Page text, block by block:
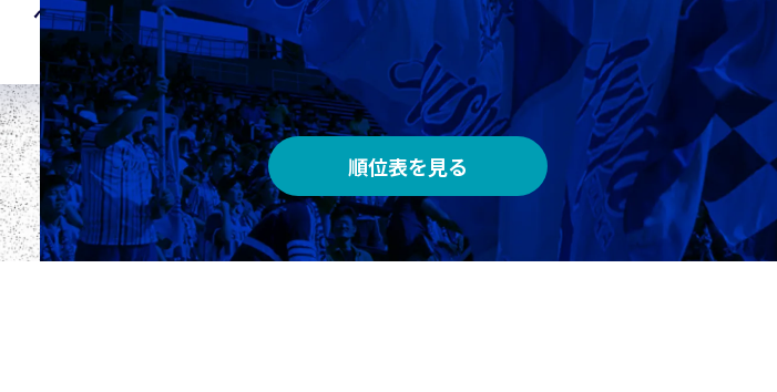
ベスト電器スタジアム
メルカリスタジアム
順位表を見る